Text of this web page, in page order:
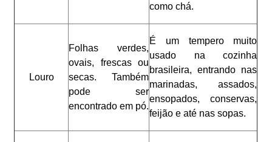
como chá.
Louro
Folhas verdes,
ovais, frescas ou
secas. Também
pode ser
encontrado em pó.
É um tempero muito
usado na cozinha
brasileira, entrando nas
marinadas, assados,
ensopados, conservas,
feijão e até nas sopas.